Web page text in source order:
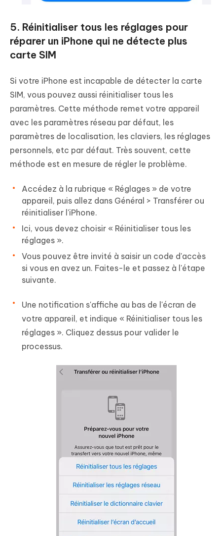
5. Réinitialiser tous les réglages pour
réparer un iPhone qui ne détecte plus
carte SIM
Si votre iPhone est incapable de détecter la carte
SIM, vous pouvez aussi réinitialiser tous les
paramètres. Cette méthode remet votre appareil
avec les paramètres réseau par défaut, les
paramètres de localisation, les claviers, les réglages
personnels, etc par défaut. Très souvent, cette
méthode est en mesure de régler le problème.
Accédez à la rubrique « Réglages » de votre
appareil, puis allez dans Général > Transférer ou
réinitialiser l'iPhone.
Ici, vous devez choisir « Réinitialiser tous les
réglages ».
Vous pouvez être invité à saisir un code d'accès
si vous en avez un. Faites-le et passez à l'étape
suivante.
Une notification s'affiche au bas de l'écran de
votre appareil, et indique « Réinitialiser tous les
réglages ». Cliquez dessus pour valider le
processus.